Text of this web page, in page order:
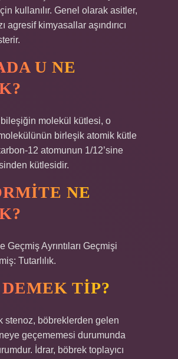
kullanılır. Genel olarak asitler,
agresif kimyasallar aşındırıcı
U NE
molekül kütlesi, o
birleşik atomik kütle
12 atomunun 1/12’sine
kütlesidir.
NE
Geçmiş Ayrıntıları Geçmişi
Tutarlılık.
DEMEK TIP?
stenoz, böbreklerden gelen
geçememesi durumunda
İdrar, böbrek toplayıcı